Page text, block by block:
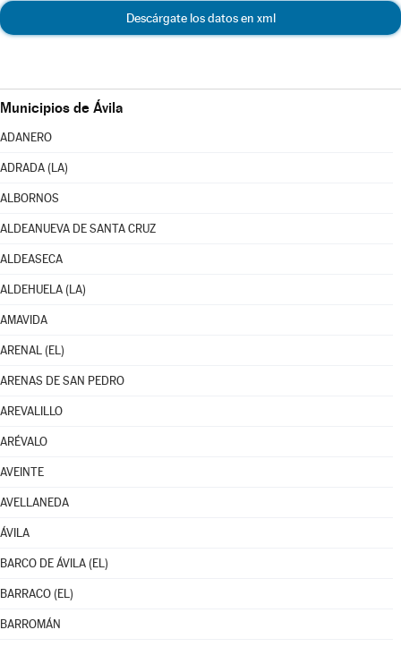
Descárgate los datos en xml
Municipios de Ávila
ADANERO
ADRADA (LA)
ALBORNOS
ALDEANUEVA DE SANTA CRUZ
ALDEASECA
ALDEHUELA (LA)
AMAVIDA
ARENAL (EL)
ARENAS DE SAN PEDRO
AREVALILLO
ARÉVALO
AVEINTE
AVELLANEDA
ÁVILA
BARCO DE ÁVILA (EL)
BARRACO (EL)
BARROMÁN